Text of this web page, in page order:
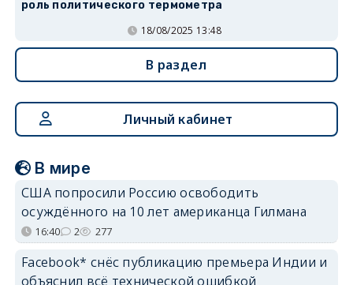
роль политического термометра
18/08/2025 13:48
В раздел
Личный кабинет
В мире
США попросили Россию освободить
осуждённого на 10 лет американца Гилмана
16:40 2 277
Facebook* снёс публикацию премьера Индии и
объяснил всё технической ошибкой